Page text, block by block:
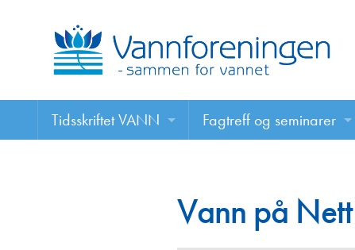
Tidsskriftet VANN
Les VANN digitalt her
Fagtreff og seminarer
Vann på Nett